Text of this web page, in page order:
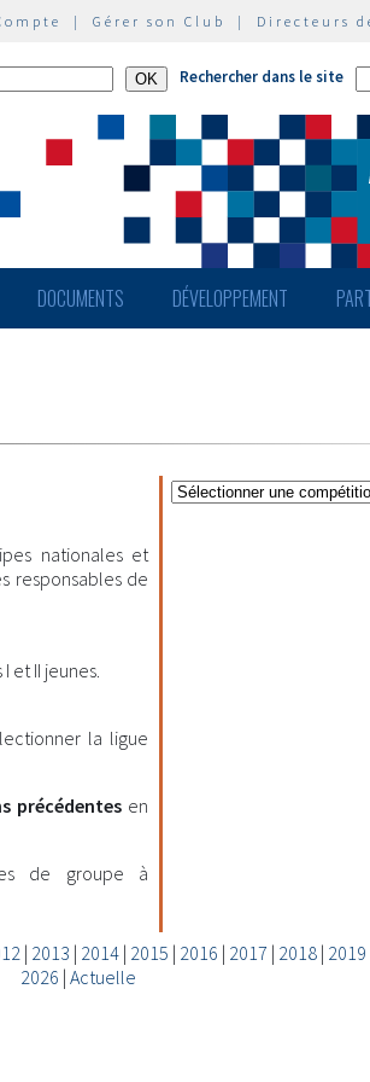
| Gérer son Club | Directeurs
Rechercher dans le site
DOCUMENTS DÉVELOPPEMENT
nationales et
responsables de
et II jeunes.
la ligue
précédentes en
de groupe à
| 2013 | 2014| 2015 | 2016 | 2017 | 2018| 2019
2026 | Actuelle